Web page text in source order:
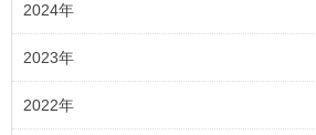
2024年
2023年
2022年